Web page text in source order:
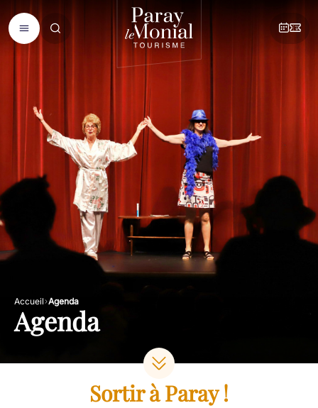
Accueil Agenda
Agenda
Sortir à Paray !